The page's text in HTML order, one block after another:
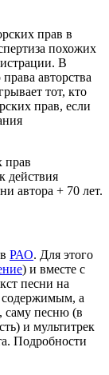
прав в
похожих
В
авторства
тот, кто
прав, если
прав
действия
автора + 70 лет.
РАО. Для этого
) и вместе с
песни на
содержимым, а
саму песню (в
и мультитрек
Подробности